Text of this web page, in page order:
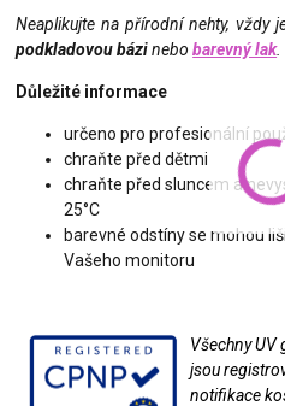
Neaplikujte na přírodní nehty, vždy
podkladovou bázinebobarevný lak.
Důležité informace
určeno pro profesionální
chraňte před dětmi
chraňte před sluncem a
25°C
barevné odstíny se mohou
Vašeho monitoru
Všechny UV
jsou
notifikace